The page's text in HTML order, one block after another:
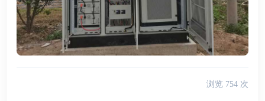
浏览 754 次